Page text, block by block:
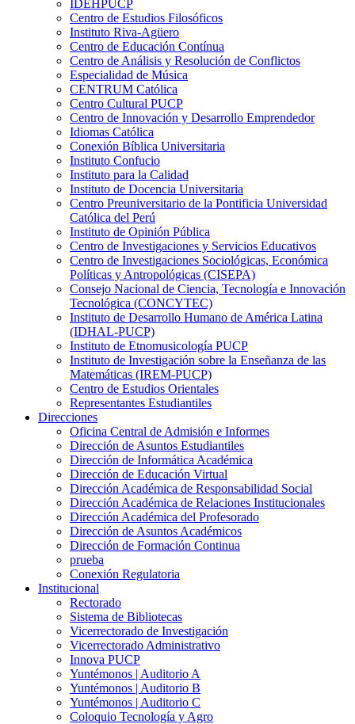
IDEHPUCP
Centro de Estudios Filosóficos
Instituto Riva-Agüero
Centro de Educación Contínua
Centro de Análisis y Resolución de Conflictos
Especialidad de Música
CENTRUM Católica
Centro Cultural PUCP
Centro de Innovación y Desarrollo Emprendedor
Idiomas Católica
Conexión Bíblica Universitaria
Instituto Confucio
Instituto para la Calidad
Instituto de Docencia Universitaria
Centro Preuniversitario de la Pontificia Universidad
Católica del Perú
Instituto de Opinión Pública
Centro de Investigaciones y Servicios Educativos
Centro de Investigaciones Sociológicas, Económica
Políticas y Antropológicas (CISEPA)
Consejo Nacional de Ciencia, Tecnología e Innovación
Tecnológica (CONCYTEC)
Instituto de Desarrollo Humano de América Latina
(IDHAL-PUCP)
Instituto de Etnomusicología PUCP
Instituto de Investigación sobre la Enseñanza de las
Matemáticas (IREM-PUCP)
Centro de Estudios Orientales
Representantes Estudiantiles
Direcciones
Oficina Central de Admisión e Informes
Dirección de Asuntos Estudiantiles
Dirección de Informática Académica
Dirección de Educación Virtual
Dirección Académica de Responsabilidad Social
Dirección Académica de Relaciones Institucionales
Dirección Académica del Profesorado
Dirección de Asuntos Académicos
Dirección de Formación Continua
prueba
Conexión Regulatoria
Institucional
Rectorado
Sistema de Bibliotecas
Vicerrectorado de Investigación
Vicerrectorado Administrativo
Innova PUCP
Yuntémonos | Auditorio A
Yuntémonos | Auditorio B
Yuntémonos | Auditorio C
Coloquio Tecnología y Agro